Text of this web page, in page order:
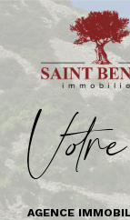
Vore
AGENCE